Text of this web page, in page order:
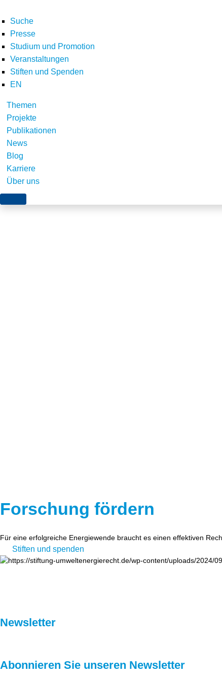
Suche
Presse
Studium und Promotion
Veranstaltungen
Stiften und Spenden
EN
Themen
Projekte
Publikationen
News
Blog
Karriere
Über uns
Forschung fördern
Für eine erfolgreiche Energiewende braucht es einen effektiven
Stiften und spenden
Newsletter
Abonnieren Sie unseren Newsletter